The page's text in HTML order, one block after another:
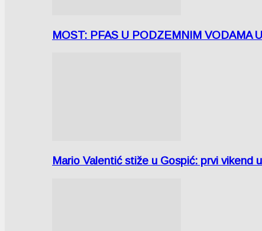
MOST: PFAS U PODZEMNIM VODAMA
Mario Valentić stiže u Gospić: prvi vikend